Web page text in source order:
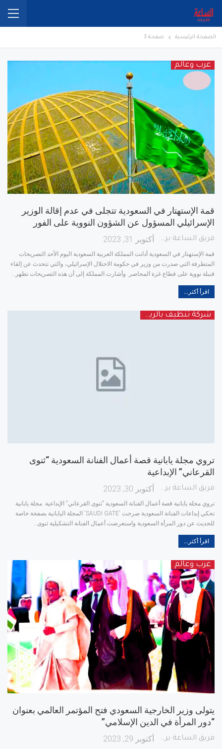
الصفحة الرئيسية صفحة 3
عرب وعالم
قمة الإستهتار في السعودية تتجلى في عدم إقالة الوزير
الإسرائيلي المسؤول عن الشؤون النووية على الفور
فريق الساعة برس أكتوبر 31, 2023
قمة الإستهتار في السعودية أدانت المملكة العربية السعودية اليوم الأحد التصريحات
المتطرفة التي صدرت من وزير في حكومة الاحتلال الإسرائيلي، والتي تتحدث عن إلقاء
قنبلة نووية على قطاع غزة المحاصر. وأشارت المملكة إلى أن هذه التصريحات تظهر
اقرأ أكثر...
شركة تنظيف بالرياض
تروي مجلة يابانية قصة أعمال الفنانة السعودية “ثنوى
القرعاني” الإبداعية
فريق الساعة برس أكتوبر 30, 2023
تروي مجلة يابانية قصة أعمال الفنانة السعودية "ثنوى القرعاني" الإبداعية. مجلة يابانية
تحكي إبداعات الفنانة السعودية
صرحت 'SAUDI GATE' المجلة اليابانية بصفحة خاصة
للحديث عن دور المرأة السعودية واستعرضت أعمال الفنانة التشكيلية ثنوى…
اقرأ أكثر...
عرب وعالم
يتولى وزير الخارجية السعودي فتح المؤتمر العالمي بعنوان
“دور المرأة في الدين الإسلامي”
فريق الساعة برس أكتوبر 29, 2023